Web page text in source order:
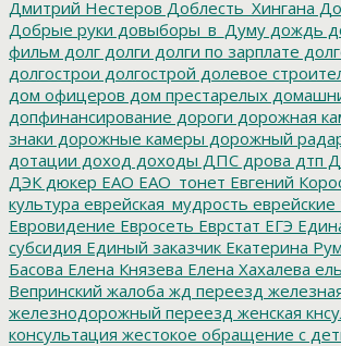
Дмитрий Нестеров Доблесть_Хингана
Добрые руки довыборы_в_Думу дождь
фильм долг долги долги по зарплате
долгострои долгострой долевое
дом офицеров дом престарелых
допфинансирование дороги дорожная
знаки дорожные камеры дорожный
дотации доход доходы ДПС дрова дтп
ДЭК дюкер ЕАО ЕАО_тонет Евгений
культура еврейская_мудрость
Евровидение Евросеть Еврстат ЕГЭ
субсидия Единый заказчик Екатерина
Басова Елена Князева Елена Хахалева ель
Вепринский жалоба жд переезд
железнодорожный переезд женская
консультация жестокое обращение с